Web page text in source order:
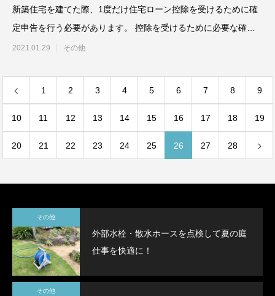
新築住宅を建てた際、1度だけ住宅ローン控除を受けるために確
定申告を行う必要があります。 控除を受けるために必要な確定
申告を行う際に必ず必要
2021.01.29 その他
1 2 3 4 5 6 7 8 9
10 11 12 13 14 15 16 17 18 19
20 21 22 23 24 25 26 27 28
その他
外部水栓・散水ホースを点検して夏の庭
仕事を快適に！
その他